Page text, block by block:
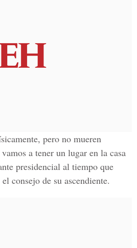
pero no mueren
a tener un lugar en la casa
presidencial al tiempo que
consejo de su ascendiente.